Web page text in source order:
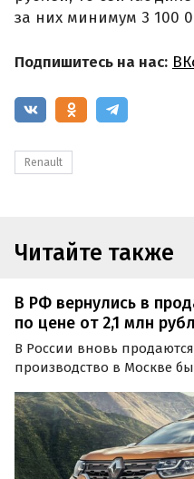
за них минимум 3 100
Подпишитесь на нас:
Renault
Читайте также
В РФ вернулись в
по цене от 2,1 млн
В России вновь
производство в Москве
классифайдах минимум
стоят от 2 122 000 рублей.